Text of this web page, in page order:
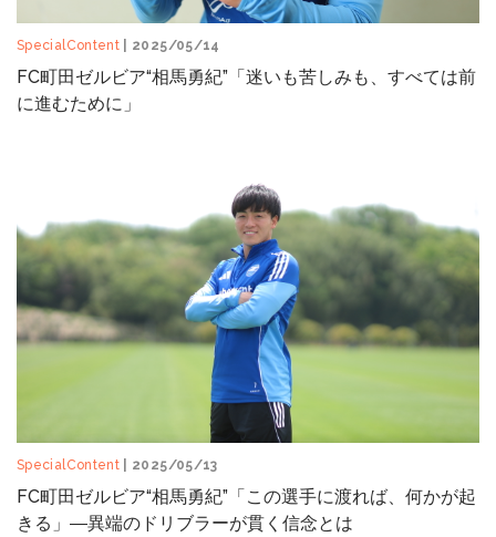
SpecialContent | 2025/05/14
FC町田ゼルビア“相馬勇紀”「迷いも苦しみも、すべては前
に進むために」
SpecialContent | 2025/05/13
FC町田ゼルビア“相馬勇紀”「この選手に渡れば、何かが起
きる」―異端のドリブラーが貫く信念とは